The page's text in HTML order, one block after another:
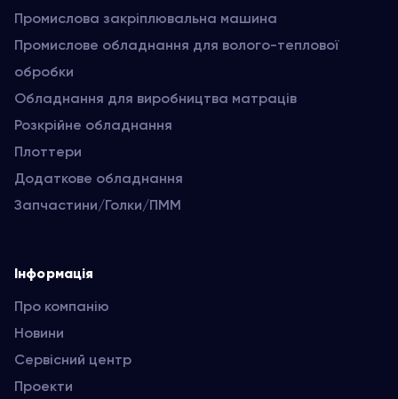
Промислова закріплювальна машина
Промислове обладнання для волого-теплової
обробки
Обладнання для виробництва матраців
Розкрійне обладнання
Плоттери
Додаткове обладнання
Запчастини/Голки/ПММ
Інформація
Про компанію
Новини
Сервісний центр
Проекти